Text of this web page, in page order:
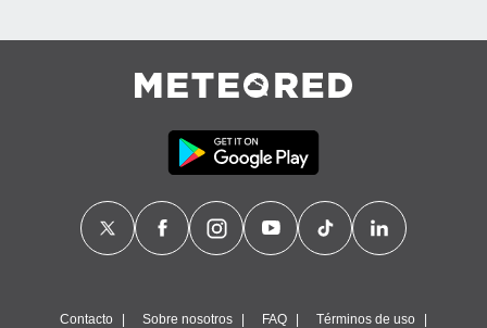
Contacto Sobre nosotros FAQ Términos de uso